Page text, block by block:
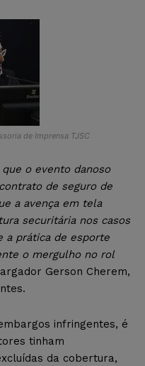
de Imprensa TJSC
o evento danoso
de seguro de
a avença em tela
securitária nos casos
a prática de esporte
o mergulho no rol
Gerson Cherem,
infringentes, é
tinham
da cobertura,